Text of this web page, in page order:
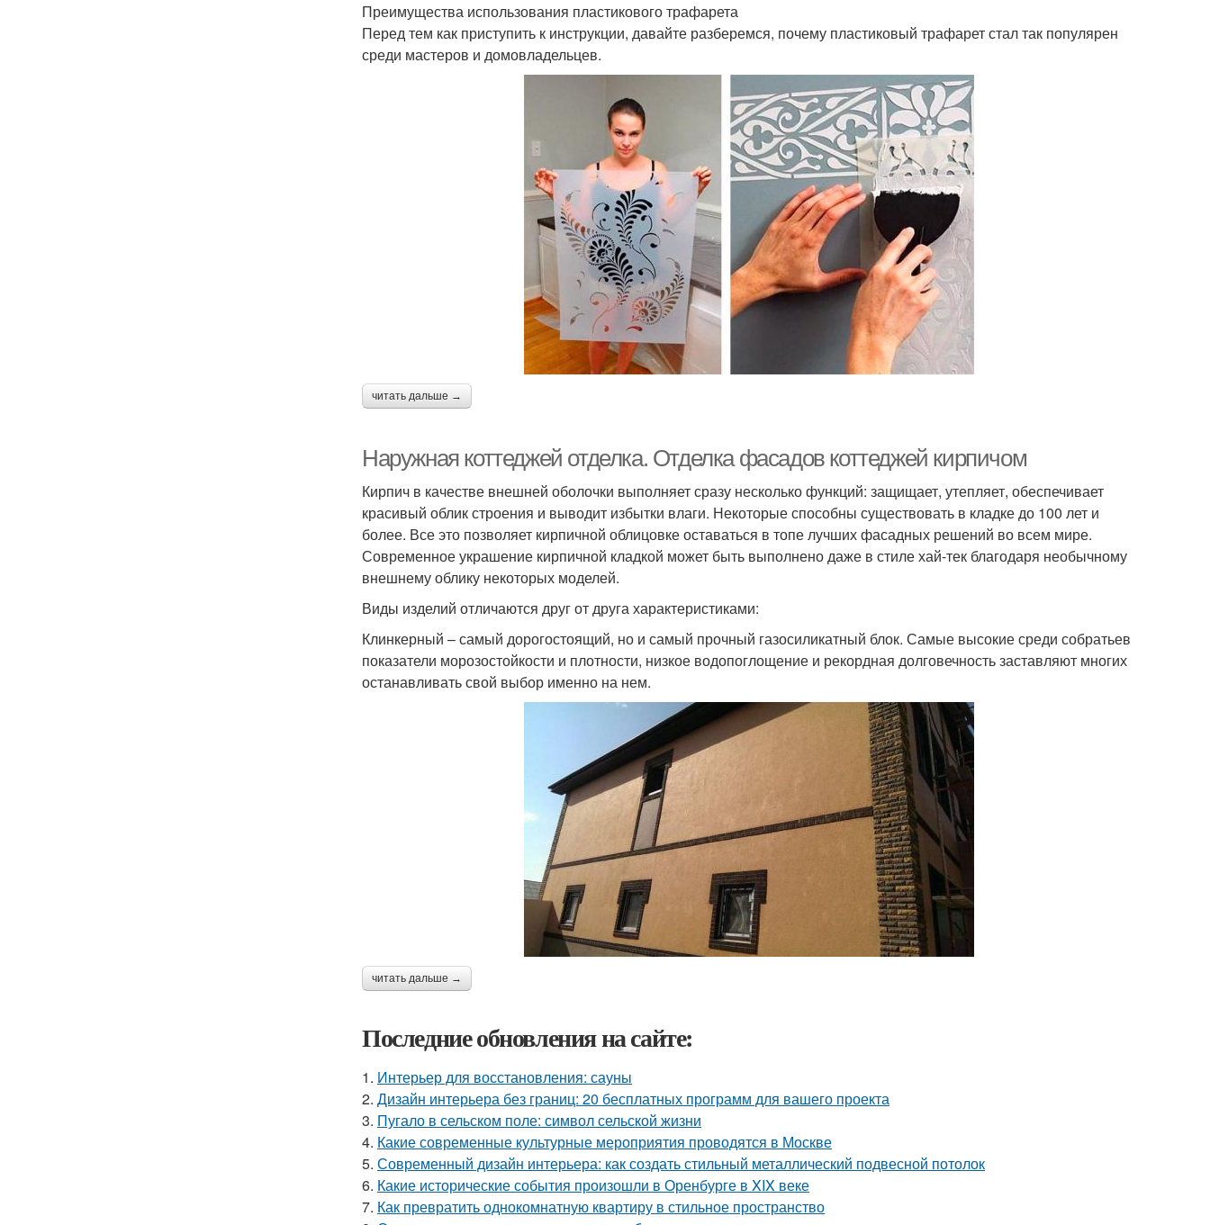
Преимущества использования пластикового трафарета
Перед тем как приступить к инструкции, давайте разберемся, почему пластиковый трафарет стал так популярен
среди мастеров и домовладельцев.
читать дальше →
Наружная коттеджей отделка. Отделка фасадов коттеджей кирпичом
Кирпич в качестве внешней оболочки выполняет сразу несколько функций: защищает, утепляет, обеспечивает
красивый облик строения и выводит избытки влаги. Некоторые способны существовать в кладке до 100 лет и
более. Все это позволяет кирпичной облицовке оставаться в топе лучших фасадных решений во всем мире.
Современное украшение кирпичной кладкой может быть выполнено даже в стиле хай-тек благодаря необычному
внешнему облику некоторых моделей.
Виды изделий отличаются друг от друга характеристиками:
Клинкерный – самый дорогостоящий, но и самый прочный газосиликатный блок. Самые высокие среди собратьев
показатели морозостойкости и плотности, низкое водопоглощение и рекордная долговечность заставляют многих
останавливать свой выбор именно на нем.
читать дальше →
Последние обновления на сайте:
1. Интерьер для восстановления: сауны
2. Дизайн интерьера без границ: 20 бесплатных программ для вашего проекта
3. Пугало в сельском поле: символ сельской жизни
4. Какие современные культурные мероприятия проводятся в Москве
5. Современный дизайн интерьера: как создать стильный металлический подвесной потолок
6. Какие исторические события произошли в Оренбурге в XIX веке
7. Как превратить однокомнатную квартиру в стильное пространство